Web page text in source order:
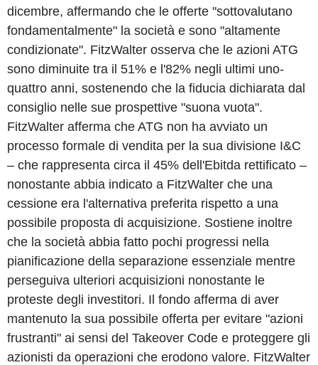
dicembre, affermando che le offerte "sottovalutano
fondamentalmente" la società e sono "altamente
condizionate". FitzWalter osserva che le azioni ATG
sono diminuite tra il 51% e l'82% negli ultimi uno-
quattro anni, sostenendo che la fiducia dichiarata dal
consiglio nelle sue prospettive "suona vuota".
FitzWalter afferma che ATG non ha avviato un
processo formale di vendita per la sua divisione I&C
– che rappresenta circa il 45% dell'Ebitda rettificato –
nonostante abbia indicato a FitzWalter che una
cessione era l'alternativa preferita rispetto a una
possibile proposta di acquisizione. Sostiene inoltre
che la società abbia fatto pochi progressi nella
pianificazione della separazione essenziale mentre
perseguiva ulteriori acquisizioni nonostante le
proteste degli investitori. Il fondo afferma di aver
mantenuto la sua possibile offerta per evitare "azioni
frustranti" ai sensi del Takeover Code e proteggere gli
azionisti da operazioni che erodono valore. FitzWalter